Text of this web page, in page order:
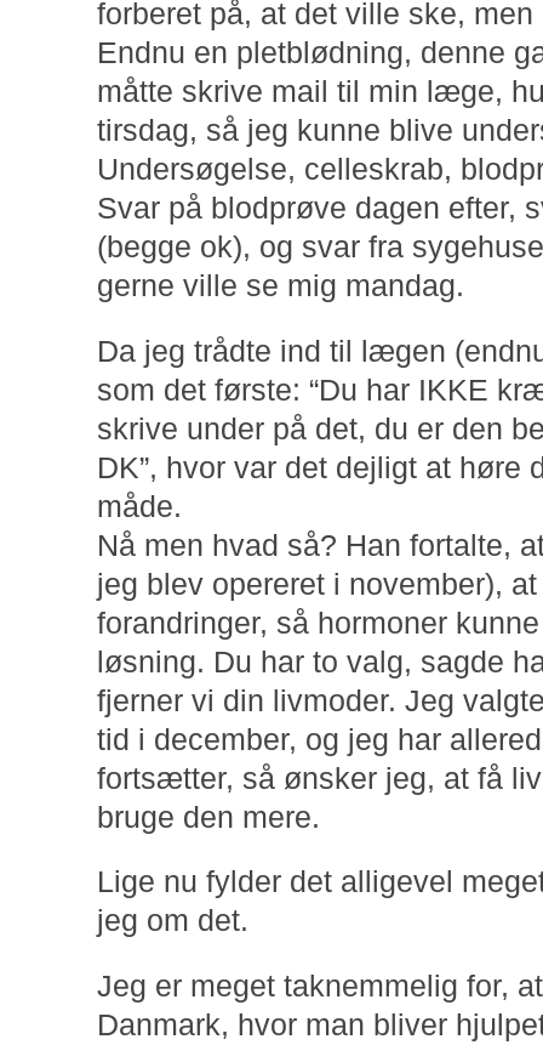
forberet på, at det ville ske,
Endnu en pletblødning, denne
måtte skrive mail til min læge,
tirsdag, så jeg kunne blive
Undersøgelse, celleskrab,
Svar på blodprøve dagen efter,
(begge ok), og svar fra
gerne ville se mig mandag.
Da jeg trådte ind til lægen
som det første: “Du har IKKE
skrive under på det, du er den
DK”, hvor var det dejligt at høre
måde.
Nå men hvad så? Han fortalte,
jeg blev opereret i november),
forandringer, så hormoner
løsning. Du har to valg, sagde
fjerner vi din livmoder. Jeg
tid i december, og jeg har
fortsætter, så ønsker jeg, at få
bruge den mere.
Lige nu fylder det alligevel
jeg om det.
Jeg er meget taknemmelig for,
Danmark, hvor man bliver